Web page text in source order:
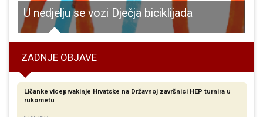
U nedjelju se vozi Dječja biciklijada
ZADNJE OBJAVE
Ličanke viceprvakinje Hrvatske na Državnoj završnici HEP turnira u
rukometu